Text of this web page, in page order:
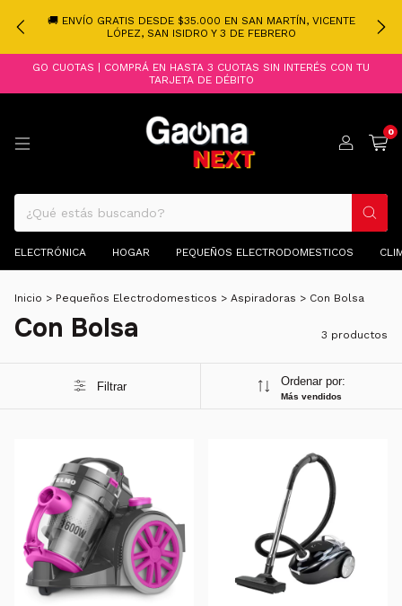
🚚 ENVÍO GRATIS DESDE $35.000 EN SAN MARTÍN, VICENTE
LÓPEZ, SAN ISIDRO Y 3 DE FEBRERO
GO CUOTAS | COMPRÁ EN HASTA 3 CUOTAS SIN INTERÉS CON TU
TARJETA DE DÉBITO
0
ELECTRÓNICA HOGAR PEQUEÑOS ELECTRODOMESTICOS
Inicio > Pequeños Electrodomesticos > Aspiradoras > Con Bolsa
Con Bolsa 3 productos
Filtrar Ordenar por:
Más vendidos